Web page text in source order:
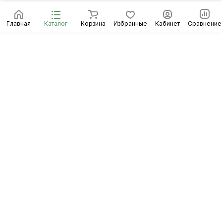
Главная Каталог Корзина Избранные Кабинет Сравнение